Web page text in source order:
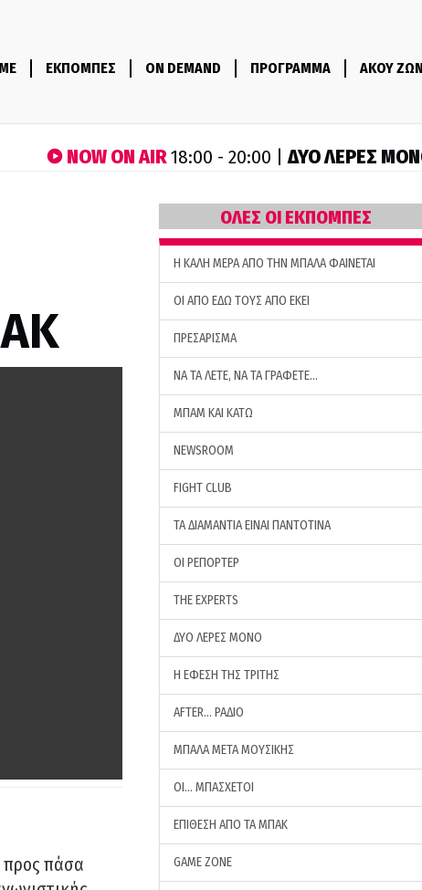
ΕΚΠΟΜΠΕΣ ON DEMAND ΠΡΟΓΡΑΜΜΑ ΑΚΟΥ
NOW ON AIR18:00 - 20:00 |ΔΥΟ ΛΕΡΕΣ
προς πάσα
ΟΛΕΣ ΟΙ ΕΚΠΟΜΠΕΣ
H ΚΑΛΗ ΜΕΡΑ ΑΠΟ ΤΗΝ ΜΠΑΛΑ ΦΑΙΝΕΤΑΙ
ΟΙ ΑΠΟ ΕΔΩ ΤΟΥΣ ΑΠΟ ΕΚΕΙ
ΠΡΕΣΑΡΙΣΜΑ
ΝΑ ΤΑ ΛΕΤΕ, ΝΑ ΤΑ ΓΡΑΦΕΤΕ…
ΜΠΑΜ ΚΑΙ ΚΑΤΩ
NEWSROOM
FIGHT CLUB
ΤΑ ΔΙΑΜΑΝΤΙΑ ΕΙΝΑΙ ΠΑΝΤΟΤΙΝΑ
ΟΙ ΡΕΠΟΡΤΕΡ
THE EXPERTS
ΔΥΟ ΛΕΡΕΣ ΜΟΝΟ
Η ΕΦΕΣΗ ΤΗΣ ΤΡΙΤΗΣ
AFTER… ΡΑΔΙΟ
ΜΠΑΛΑ ΜΕΤΑ ΜΟΥΣΙΚΗΣ
ΟΙ… ΜΠΑΣΧΕΤΟΙ
ΕΠΙΘΕΣΗ ΑΠΟ ΤΑ ΜΠΑΚ
GAME ZONE